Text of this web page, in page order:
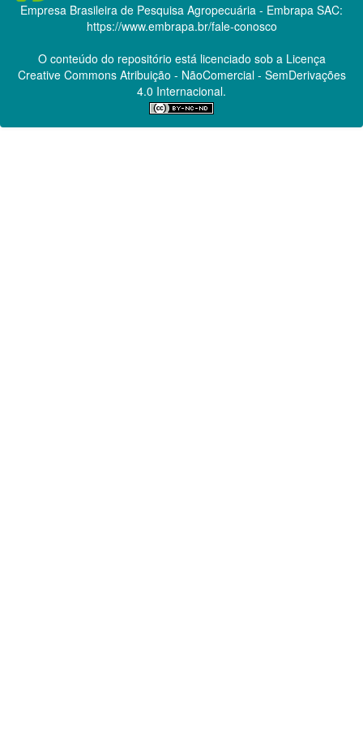
Empresa Brasileira de Pesquisa Agropecuária - Embrapa SAC:
https://www.embrapa.br/fale-conosco
O conteúdo do repositório está licenciado sob a Licença
Creative CommonsAtribuição - NãoComercial - SemDerivações
4.0 Internacional.